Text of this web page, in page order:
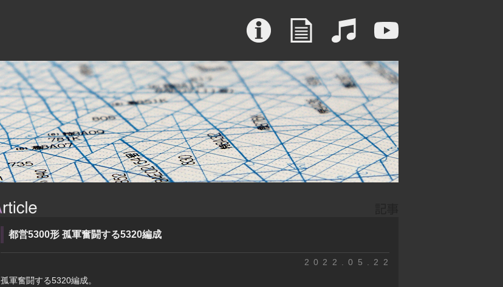
都営5300形 孤軍奮闘する5320編成
2022.05.22
孤軍奮闘する5320編成。